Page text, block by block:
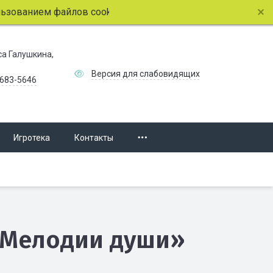
файлов cookie.Подробнее.
Галушкина,
5646
Версия для слабовидящих
Игротека Контакты
души»